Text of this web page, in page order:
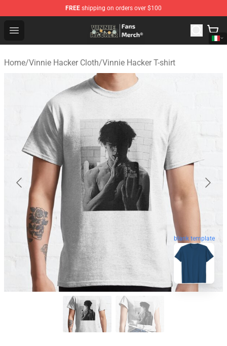
FREE shipping on orders over $100
Open menu
Vinnie Hacker Store - Official Vinnie Hacker Merchandise
Home/Vinnie Hacker Cloth/Vinnie Hacker T-shirt
blank template